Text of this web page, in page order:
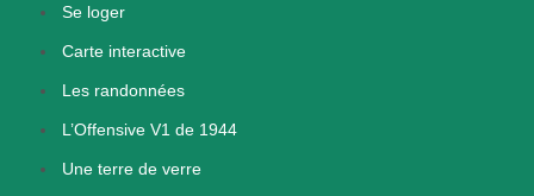
Se loger
Carte interactive
Les randonnées
L’Offensive V1 de 1944
Une terre de verre